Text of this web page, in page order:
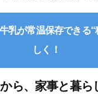
乳が常温保存できる
しく！
ら、家事と暮ら